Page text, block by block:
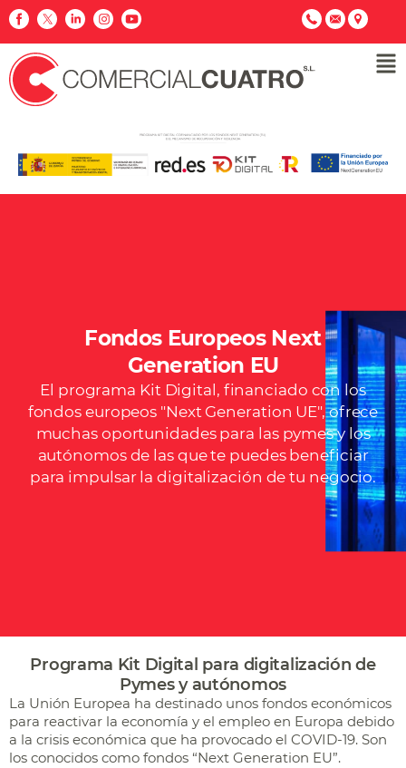
Fondos Europeos Next
Generation EU
El programa Kit Digital, financiado con los
fondos europeos "Next Generation UE", ofrece
muchas oportunidades para las pymes y los
autónomos de las que te puedes beneficiar
para impulsar la digitalización de tu negocio.
Programa Kit Digital para digitalización de
Pymes y autónomos
La Unión Europea ha destinado unos fondos económicos
para reactivar la economía y el empleo en Europa debido
a la crisis económica que ha provocado el COVID-19. Son
los conocidos como fondos “Next Generation EU”.